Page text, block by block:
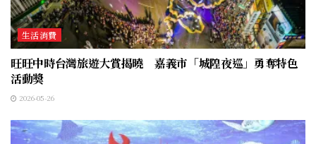
生活消費
旺旺中時台灣旅遊大賞揭曉 嘉義市「城隍夜巡」勇奪特色
活動獎
2026-05-26